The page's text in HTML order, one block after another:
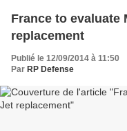
France to evaluate
replacement
Publié le 12/09/2014 à 11:50
Par RP Defense